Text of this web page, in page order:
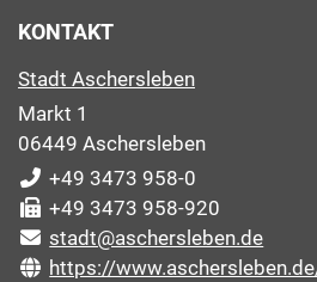
KONTAKT
Stadt Aschersleben
Markt 1
06449 Aschersleben
+49 3473 958-0
+49 3473 958-920
stadt@aschersleben.de
https://